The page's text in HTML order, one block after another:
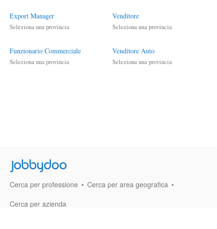
Export Manager
Seleziona una provincia
Funzionario Commerciale
Seleziona una provincia
Venditore
Seleziona una provincia
Venditore Auto
Seleziona una provincia
Jobbydoo
Cerca per professione
Cerca per area geografica
Cerca per azienda